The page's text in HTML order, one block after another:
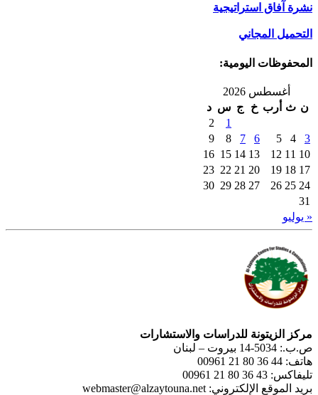
نشرة آفاق استراتيجية
التحميل المجاني
المحفوظات اليومية:
أغسطس 2026
ن ث أرب خ ج س د
1
2
3
4
5
6
7
8
9
10
11
12
13
14
15
16
17
18
19
20
21
22
23
24
25
26
27
28
29
30
31
« يوليو
مركز الزيتونة للدراسات والاستشارات
ص.ب.: 5034-14 بيروت – لبنان
هاتف: 44 36 80 21 00961
تليفاكس: 43 36 80 21 00961
بريد الموقع الإلكتروني: webmaster@alzaytouna.net